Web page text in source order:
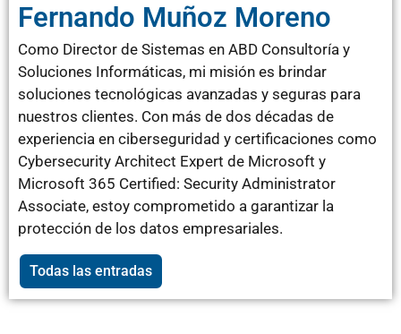
Fernando Muñoz Moreno
Como Director de Sistemas en ABD Consultoría y
Soluciones Informáticas, mi misión es brindar
soluciones tecnológicas avanzadas y seguras para
nuestros clientes. Con más de dos décadas de
experiencia en ciberseguridad y certificaciones como
Cybersecurity Architect Expert de Microsoft y
Microsoft 365 Certified: Security Administrator
Associate, estoy comprometido a garantizar la
protección de los datos empresariales.
Todas las entradas